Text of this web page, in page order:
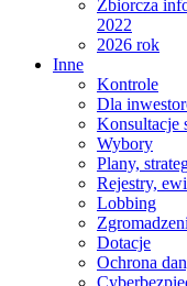
Zbiorcza
2022
2026 rok
Inne
Kontrole
Dla
Konsultacje
Wybory
Plany,
Rejestry,
Lobbing
Dotacje
Ochrona